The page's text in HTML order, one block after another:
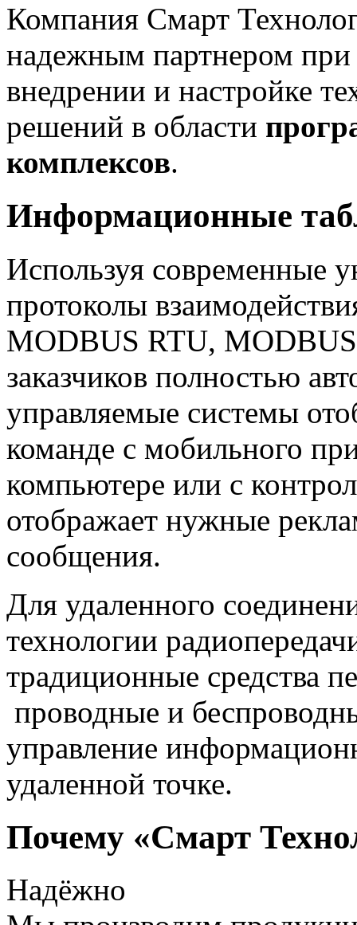
Компания Смарт
надежным партнером при
внедрении и настройке
решений в области
комплексов.
Информационные
Используя современные
протоколы
MODBUS RTU,
заказчиков полностью
управляемые системы
команде с мобильного
компьютере или с
отображает нужные
сообщения.
Для удаленного
технологии
традиционные средства
проводные и
управление
удаленной точке.
Почему «Смарт
Надёжно